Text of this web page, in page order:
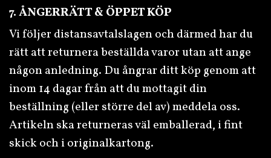
7. ÅNGERRÄTT & ÖPPET KÖP
Vi följer distansavtalslagen och därmed har du
rätt att returnera beställda varor utan att ange
någon anledning. Du ångrar ditt köp genom att
inom 14 dagar från att du mottagit din
beställning (eller större del av) meddela oss.
Artikeln ska returneras väl emballerad, i fint
skick och i originalkartong.